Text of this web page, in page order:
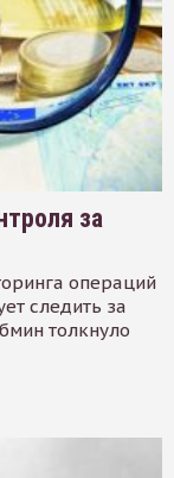
за
операций
следить за
толкнуло